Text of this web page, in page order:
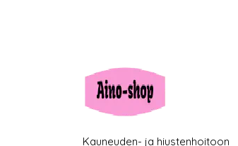
Kauneuden- ja hiustenhoitoon